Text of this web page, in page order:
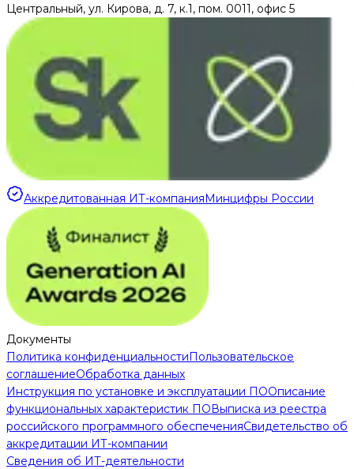
Центральный, ул. Кирова, д. 7, к.1, пом. 0011, офис 5
Аккредитованная ИТ-компанияМинцифры России
Документы
Политика конфиденциальностиПользовательское
соглашениеОбработка данных
Инструкция по установке и эксплуатации ПООписание
функциональных характеристик ПОВыписка из реестра
российского программного обеспеченияСвидетельство об
аккредитации ИТ-компании
Сведения об ИТ-деятельности